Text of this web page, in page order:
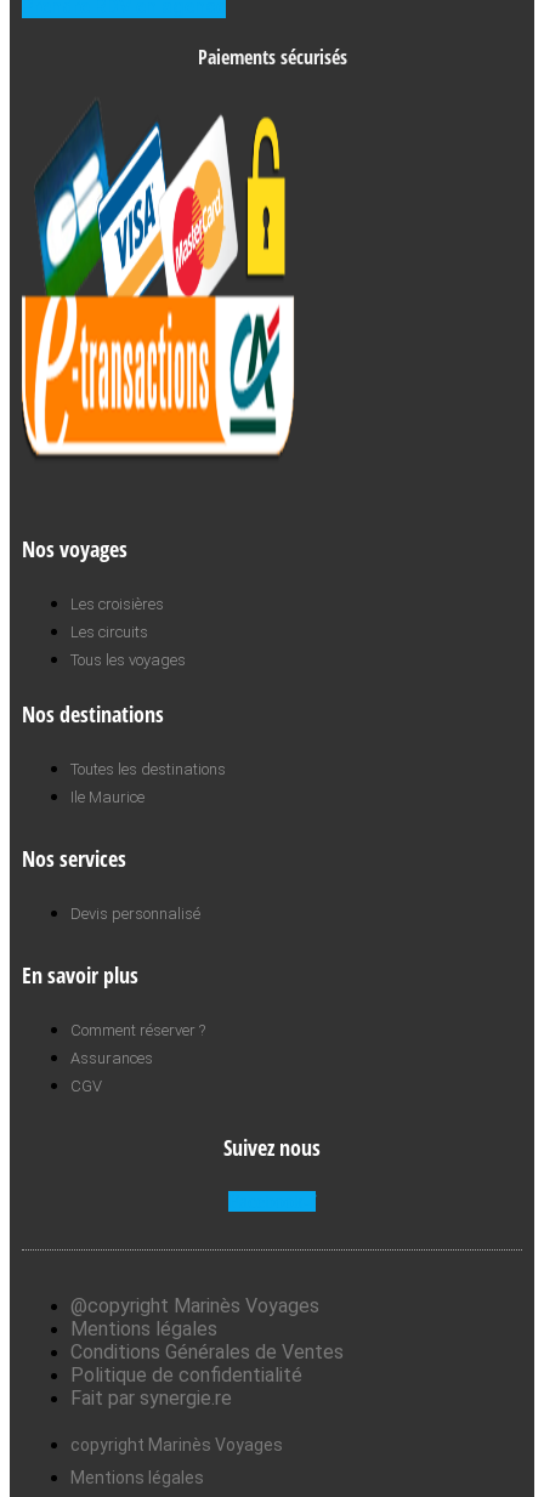
Paiements sécurisés
Nos voyages
Les croisières
Les circuits
Tous les voyages
Nos destinations
Toutes les destinations
Ile Maurice
Nos services
Devis personnalisé
En savoir plus
Comment réserver ?
Assurances
CGV
Suivez nous
@copyright Marinès Voyages
Mentions légales
Conditions Générales de Ventes
Politique de confidentialité
Fait par synergie.re
copyright Marinès Voyages
Mentions légales